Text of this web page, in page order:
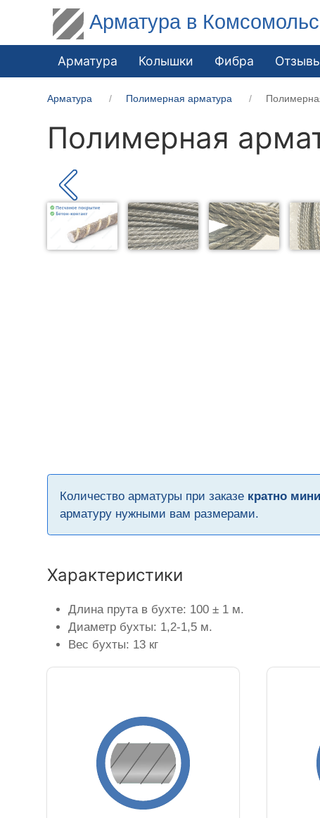
Арматура в
Арматура Колышки Фибра
Арматура Полимерная арматура
Полимерная
Количество арматуры при заказе кратно
арматуру нужными вам размерами.
Характеристики
Длина прута в бухте: 100 ± 1 м.
Диаметр бухты: 1,2-1,5 м.
Вес бухты: 13 кг